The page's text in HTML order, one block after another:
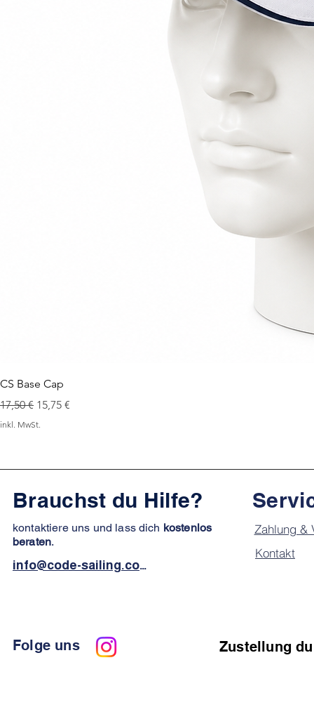
CS Base Cap
Standardpreis
17,50 € Sale-Preis
15,75 €
inkl. MwSt.
Brauchst du Hilfe?
kontaktiere uns und lass dich kostenlos
beraten.
info@code-sailing.com
Zahlung &
Kontakt
Folge uns Zustellung